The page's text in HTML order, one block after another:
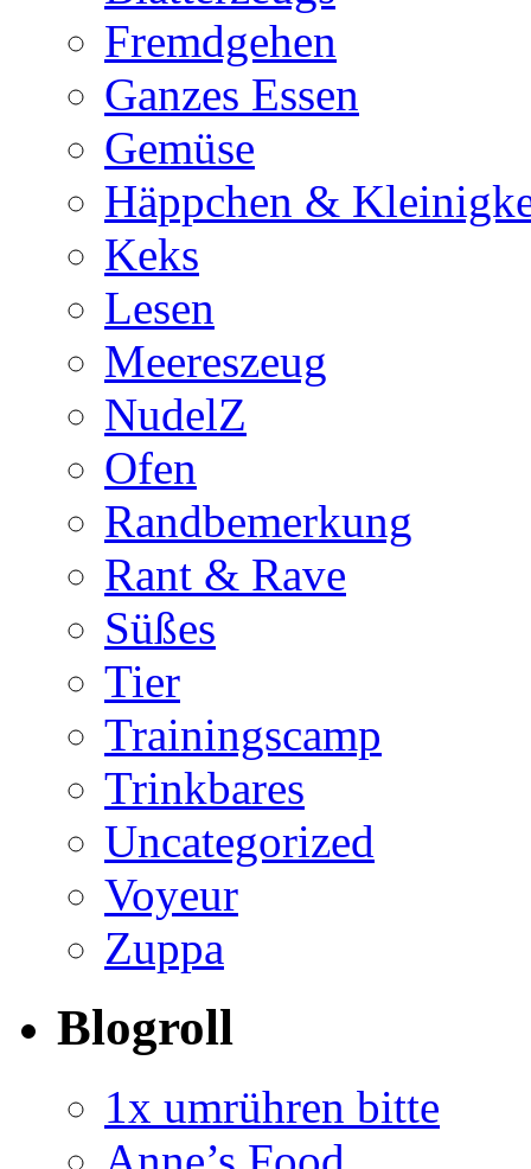
Fremdgehen
Ganzes Essen
Gemüse
Häppchen &
Keks
Lesen
Meereszeug
NudelZ
Ofen
Randbemerkung
Rant & Rave
Süßes
Tier
Trainingscamp
Trinkbares
Uncategorized
Voyeur
Zuppa
Blogroll
1x umrühren bitte